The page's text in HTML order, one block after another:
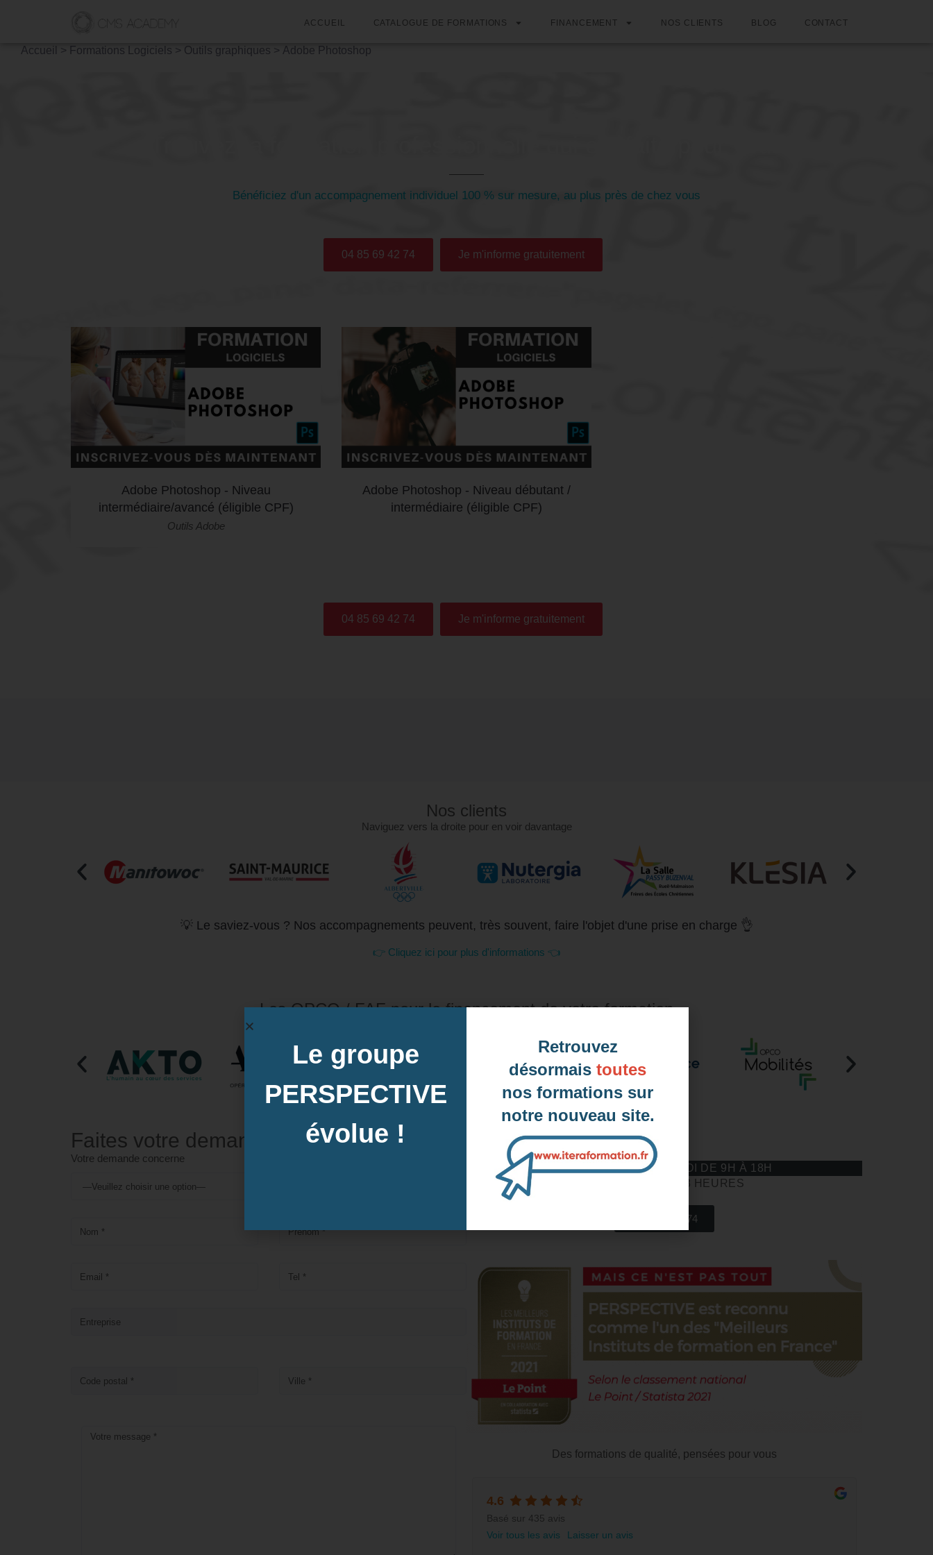
ACCUEIL CATALOGUE DE FORMATIONS FINANCEMENT NOS CLIENTS BLOG CONTACT
Accueil > Formations Logiciels > Outils graphiques > Adobe Photoshop
Bénéficiez d'un accompagnement individuel 100 % sur mesure, au plus près de chez vous
04 85 69 42 74 Je m'informe gratuitement
Adobe Photoshop - Niveau
intermédiaire/avancé (éligible CPF)
Outils Adobe
Adobe Photoshop - Niveau débutant /
intermédiaire (éligible CPF)
04 85 69 42 74 Je m'informe gratuitement
Nos clients
Naviguez vers la droite pour en voir davantage
💡 Le saviez-vous ? Nos accompagnements peuvent, très souvent, faire l'objet d'une prise en charge 👌
👉 Cliquez ici pour plus d'informations 👈
Les OPCO / FAF pour le financement de votre formation
Faites votre demande
Votre demande concerne
Notre équipe vous réponds
DU LUNDI AU VENDREDI DE 9H À 18H
DE 9 HEURES A 18 HEURES
04 85 69 42 74
Des formations de qualité, pensées pour vous
4.6
Basé sur 435 avis
Voir tous les avis
Laisser un avis
Le groupe
PERSPECTIVE
évolue !
Retrouvez
désormais toutes
nos formations sur
notre nouveau site.